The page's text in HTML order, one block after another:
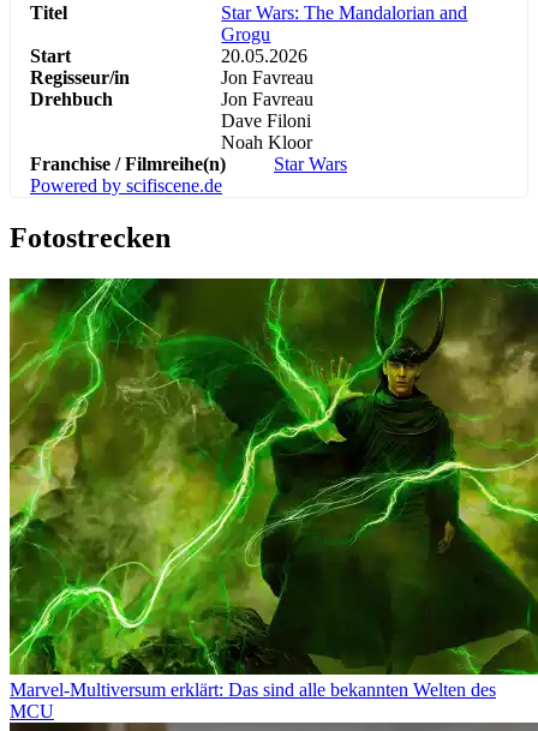
Titel
Star Wars: The Mandalorian and
Grogu
Start
20.05.2026
Regisseur/in
Jon Favreau
Drehbuch
Jon Favreau
Dave Filoni
Noah Kloor
Franchise / Filmreihe(n)
Star Wars
Powered by scifiscene.de
Fotostrecken
Marvel-Multiversum erklärt: Das sind alle bekannten Welten des
MCU